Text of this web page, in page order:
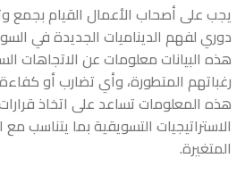
يجب على أصحاب الأعمال القيام بجمع
دوري لفهم الديناميات الجديدة في
هذه البيانات معلومات عن الاتجاهات
رغباتهم المتطورة، وأي تضارب أو
هذه المعلومات تساعد على اتخاذ
الاستراتيجيات التسويقية بما يتناسب مع
المتغيرة.